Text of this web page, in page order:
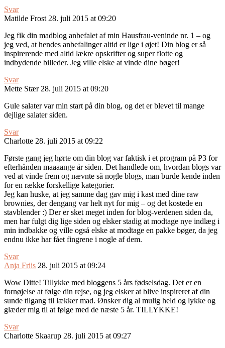
Svar
Matilde Frost 28. juli 2015 at 09:20
Jeg fik din madblog anbefalet af min Hausfrau-veninde nr. 1 – og
jeg ved, at hendes anbefalinger altid er lige i øjet! Din blog er så
inspirerende med altid lækre opskrifter og super flotte og
indbydende billeder. Jeg ville elske at vinde dine bøger!
Svar
Mette Stær 28. juli 2015 at 09:20
Gule salater var min start på din blog, og det er blevet til mange
dejlige salater siden.
Svar
Charlotte 28. juli 2015 at 09:22
Første gang jeg hørte om din blog var faktisk i et program på P3 for
efterhånden maaaange år siden. Det handlede om, hvordan blogs var
ved at vinde frem og nævnte så nogle blogs, man burde kende inden
for en række forskellige kategorier.
Jeg kan huske, at jeg samme dag gav mig i kast med dine raw
brownies, der dengang var helt nyt for mig – og det kostede en
stavblender :) Der er sket meget inden for blog-verdenen siden da,
men har fulgt dig lige siden og elsker stadig at modtage nye indlæg i
min indbakke og ville også elske at modtage en pakke bøger, da jeg
endnu ikke har fået fingrene i nogle af dem.
Svar
Anja Friis 28. juli 2015 at 09:24
Wow Ditte! Tillykke med bloggens 5 års fødselsdag. Det er en
fornøjelse at følge din rejse, og jeg elsker at blive inspireret af din
sunde tilgang til lækker mad. Ønsker dig al mulig held og lykke og
glæder mig til at følge med de næste 5 år. TILLYKKE!
Svar
Charlotte Skaarup 28. juli 2015 at 09:27